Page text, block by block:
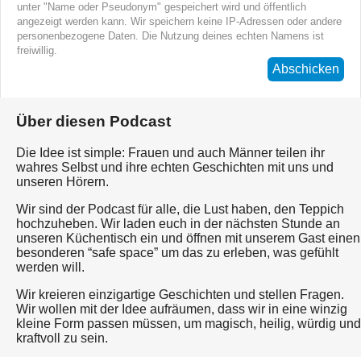
unter "Name oder Pseudonym" gespeichert wird und öffentlich
angezeigt werden kann. Wir speichern keine IP-Adressen oder andere
personenbezogene Daten. Die Nutzung deines echten Namens ist
freiwillig.
Abschicken
Über diesen Podcast
Die Idee ist simple: Frauen und auch Männer teilen ihr
wahres Selbst und ihre echten Geschichten mit uns und
unseren Hörern.
Wir sind der Podcast für alle, die Lust haben, den Teppich
hochzuheben. Wir laden euch in der nächsten Stunde an
unseren Küchentisch ein und öffnen mit unserem Gast einen
besonderen “safe space” um das zu erleben, was gefühlt
werden will.
Wir kreieren einzigartige Geschichten und stellen Fragen.
Wir wollen mit der Idee aufräumen, dass wir in eine winzig
kleine Form passen müssen, um magisch, heilig, würdig und
kraftvoll zu sein.